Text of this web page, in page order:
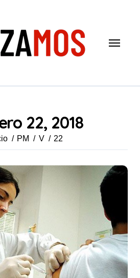
22, 2018
PM V 22